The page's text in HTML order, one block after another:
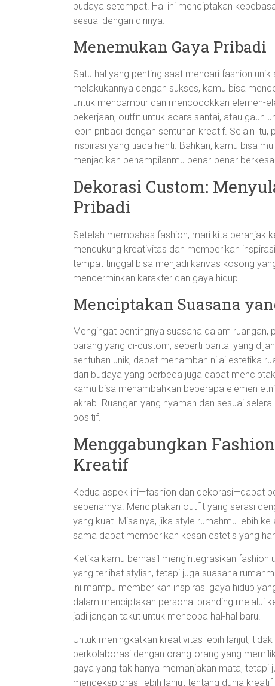
budaya setempat. Hal ini menciptakan
sesuai dengan dirinya.
Menemukan Gaya Pribadi
Satu hal yang penting saat mencari fashion
melakukannya dengan sukses, kamu bisa
untuk mencampur dan mencocokkan elemen-
pekerjaan, outfit untuk acara santai, atau gaun
lebih pribadi dengan sentuhan kreatif. Selain
inspirasi yang tiada henti. Bahkan, kamu bisa
menjadikan penampilanmu benar-benar
Dekorasi Custom:
Pribadi
Setelah membahas fashion, mari kita beranjak
mendukung kreativitas dan memberikan
tempat tinggal bisa menjadi kanvas kosong
mencerminkan karakter dan gaya hidup.
Menciptakan Suasana
Mengingat pentingnya suasana dalam
barang yang di-custom, seperti bantal yang
sentuhan unik, dapat menambah nilai estetika
dari budaya yang berbeda juga dapat
kamu bisa menambahkan beberapa elemen
akrab. Ruangan yang nyaman dan sesuai
positif.
Menggabungkan
Kreatif
Kedua aspek ini—fashion dan dekorasi—dapat
sebenarnya. Menciptakan outfit yang serasi
yang kuat. Misalnya, jika style rumahmu lebih
sama dapat memberikan kesan estetis yang
Ketika kamu berhasil mengintegrasikan
yang terlihat stylish, tetapi juga suasana
ini mampu memberikan inspirasi gaya hidup
dalam menciptakan personal branding melalui
jadi jangan takut untuk mencoba hal-hal baru!
Untuk meningkatkan kreativitas lebih lanjut,
berkolaborasi dengan orang-orang yang
gaya yang tak hanya memanjakan mata, tetapi
mengeksplorasi lebih lanjut tentang dunia kreatif